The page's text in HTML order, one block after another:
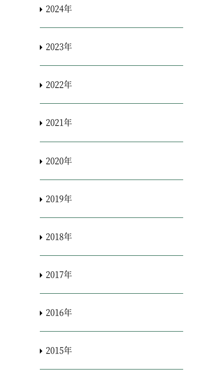
2024年
2023年
2022年
2021年
2020年
2019年
2018年
2017年
2016年
2015年